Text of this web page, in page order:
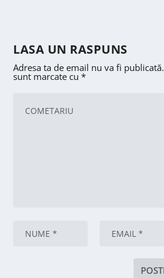
LASA UN RASPUNS
Adresa ta de email nu va fi publicată.
sunt marcate cu*